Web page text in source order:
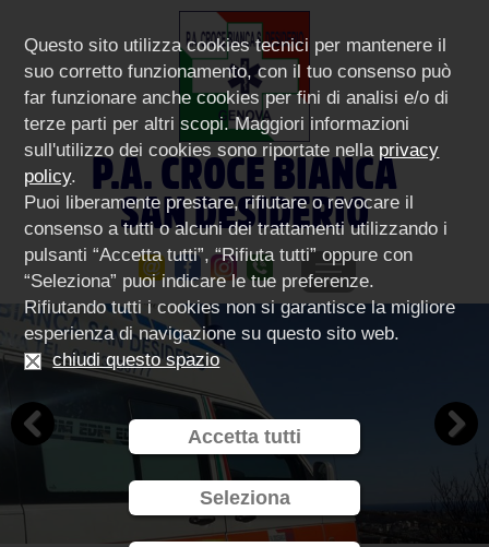
P.A. CROCE BIANCA
SAN DESIDERIO
Questo sito utilizza cookies tecnici per mantenere il
suo corretto funzionamento, con il tuo consenso può
far funzionare anche cookies per fini di analisi e/o di
terze parti per altri scopi. Maggiori informazioni
sull'utilizzo dei cookies sono riportate nella privacy
policy.
Puoi liberamente prestare, rifiutare o revocare il
consenso a tutti o alcuni dei trattamenti utilizzando i
pulsanti “Accetta tutti”, “Rifiuta tutti” oppure con
“Seleziona” puoi indicare le tue preferenze.
Rifiutando tutti i cookies non si garantisce la migliore
esperienza di navigazione su questo sito web.
chiudi questo spazio
Accetta tutti
Seleziona